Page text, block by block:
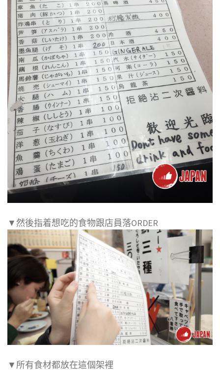
▼然後指着想吃的食物跟店員落ORDER
▼所有食材都放在這個架裡